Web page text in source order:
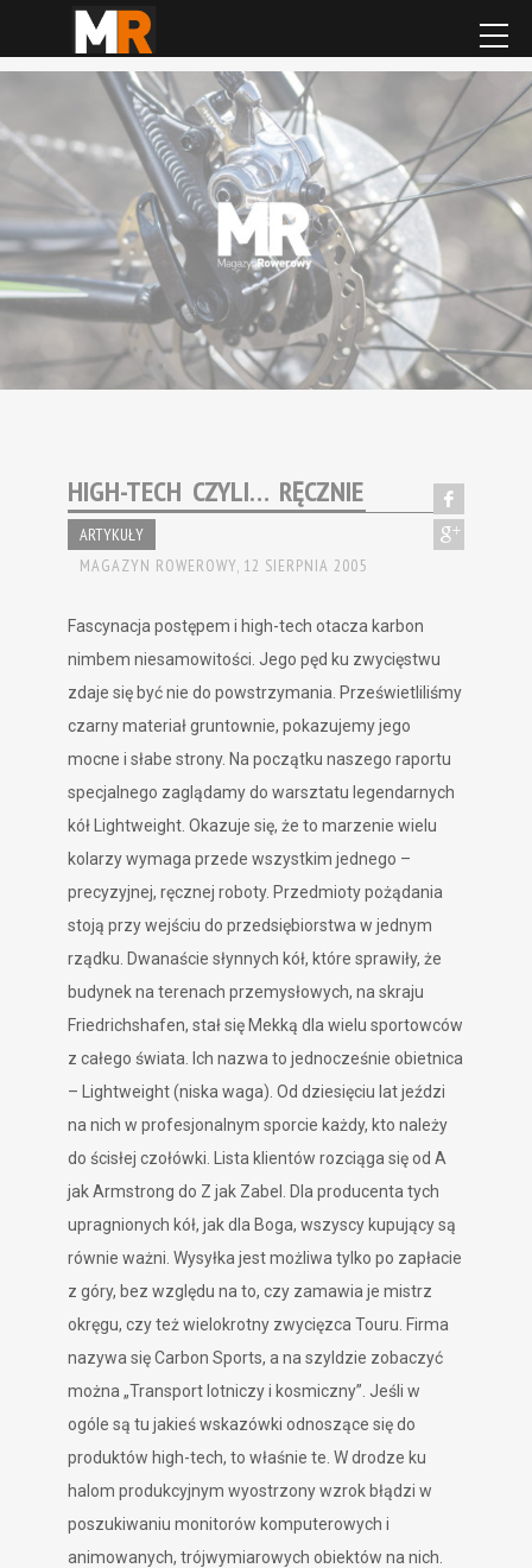
HIGH-TECH CZYLI… RĘCZNIE
ARTYKUŁY
MAGAZYN ROWEROWY, 12 SIERPNIA 2005
Fascynacja postępem i high-tech otacza karbon
nimbem niesamowitości. Jego pęd ku zwycięstwu
zdaje się być nie do powstrzymania. Prześwietliliśmy
czarny materiał gruntownie, pokazujemy jego
mocne i słabe strony. Na początku naszego raportu
specjalnego zaglądamy do warsztatu legendarnych
kół Lightweight. Okazuje się, że to marzenie wielu
kolarzy wymaga przede wszystkim jednego –
precyzyjnej, ręcznej roboty. Przedmioty pożądania
stoją przy wejściu do przedsiębiorstwa w jednym
rządku. Dwanaście słynnych kół, które sprawiły, że
budynek na terenach przemysłowych, na skraju
Friedrichshafen, stał się Mekką dla wielu sportowców
z całego świata. Ich nazwa to jednocześnie obietnica
– Lightweight (niska waga). Od dziesięciu lat jeździ
na nich w profesjonalnym sporcie każdy, kto należy
do ścisłej czołówki. Lista klientów rozciąga się od A
jak Armstrong do Z jak Zabel. Dla producenta tych
upragnionych kół, jak dla Boga, wszyscy kupujący są
równie ważni. Wysyłka jest możliwa tylko po zapłacie
z góry, bez względu na to, czy zamawia je mistrz
okręgu, czy też wielokrotny zwycięzca Touru. Firma
nazywa się Carbon Sports, a na szyldzie zobaczyć
można „Transport lotniczy i kosmiczny”. Jeśli w
ogóle są tu jakieś wskazówki odnoszące się do
produktów high-tech, to właśnie te. W drodze ku
halom produkcyjnym wyostrzony wzrok błądzi w
poszukiwaniu monitorów komputerowych i
animowanych, trójwymiarowych obiektów na nich.